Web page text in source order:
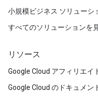
小規模ビジネス ソリューシ
すべてのソリューションを
リソース
Google Cloud アフィリエイ
Google Cloud のドキュメン